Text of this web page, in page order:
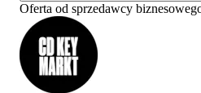
Oferta od sprzedawcy